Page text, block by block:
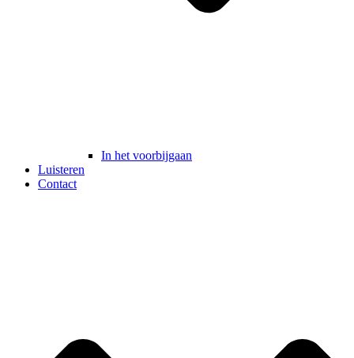
In het voorbijgaan
Luisteren
Contact